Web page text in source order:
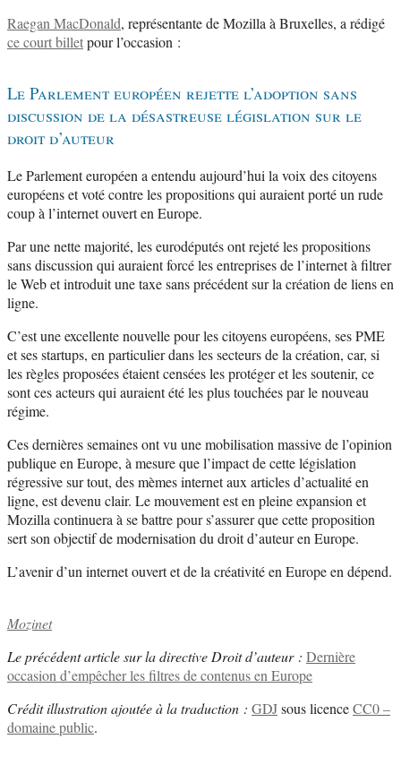
Raegan MacDonald, représentante de Mozilla à Bruxelles, a rédigé
ce court billetpour l’occasion :
Le Parlement européen rejette l’adoption sans
discussion de la désastreuse législation sur le
droit d’auteur
Le Parlement européen a entendu aujourd’hui la voix des citoyens
européens et voté contre les propositions qui auraient porté un rude
coup à l’internet ouvert en Europe.
Par une nette majorité, les eurodéputés ont rejeté les propositions
sans discussion qui auraient forcé les entreprises de l’internet à filtrer
le Web et introduit une taxe sans précédent sur la création de liens en
ligne.
C’est une excellente nouvelle pour les citoyens européens, ses PME
et ses startups, en particulier dans les secteurs de la création, car, si
les règles proposées étaient censées les protéger et les soutenir, ce
sont ces acteurs qui auraient été les plus touchées par le nouveau
régime.
Ces dernières semaines ont vu une mobilisation massive de l’opinion
publique en Europe, à mesure que l’impact de cette législation
régressive sur tout, des mèmes internet aux articles d’actualité en
ligne, est devenu clair. Le mouvement est en pleine expansion et
Mozilla continuera à se battre pour s’assurer que cette proposition
sert son objectif de modernisation du droit d’auteur en Europe.
L’avenir d’un internet ouvert et de la créativité en Europe en dépend.
Mozinet
Le précédent article sur la directive Droit d’auteur : Dernière
occasion d’empêcher les filtres de contenus en Europe
Crédit illustration ajoutée à la traduction : GDJsous licenceCC0 –
domaine public.